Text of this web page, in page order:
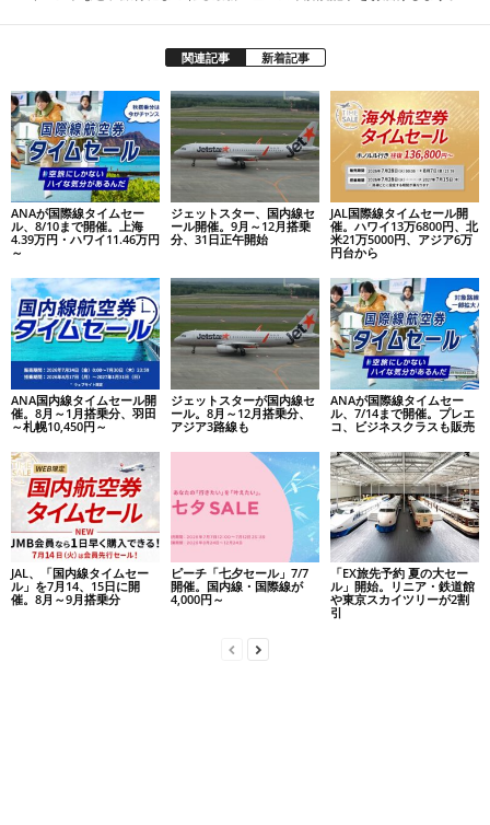
関連記事 新着記事
ANAが国際線タイムセー
ル、8/10まで開催。上海
4.39万円・ハワイ11.46万円
～
ジェットスター、国内線セ
ール開催。9月～12月搭乗
分、31日正午開始
JAL国際線タイムセール開
催。ハワイ13万6800円、北
米21万5000円、アジア6万
円台から
ANA国内線タイムセール開
催。8月～1月搭乗分、羽田
～札幌10,450円～
ジェットスターが国内線セ
ール。8月～12月搭乗分、
アジア3路線も
ANAが国際線タイムセー
ル、7/14まで開催。プレエ
コ、ビジネスクラスも販売
JAL、「国内線タイムセー
ル」を7月14、15日に開
催。8月～9月搭乗分
ピーチ「七夕セール」7/7
開催。国内線・国際線が
4,000円～
「EX旅先予約 夏の大セー
ル」開始。リニア・鉄道館
や東京スカイツリーが2割
引